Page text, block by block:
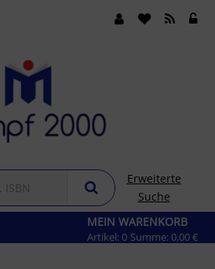
Erweiterte
Suche
MEIN WARENKORB
Artikel: 0 Summe: 0,00 €